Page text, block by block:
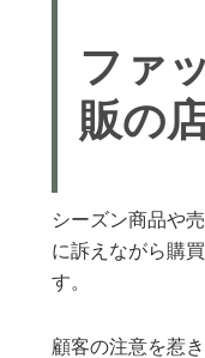
ファ
販の
シーズン商品や
に訴えながら購
す。
顧客の注意を惹